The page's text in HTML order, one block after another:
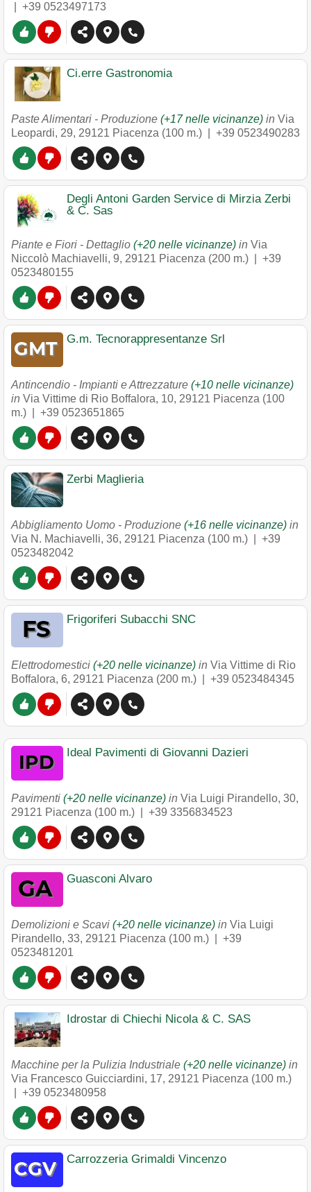
+39 0523497173
Ci.erre Gastronomia
Paste Alimentari - Produzione (+17 nelle vicinanze) in Via
Leopardi, 29, 29121 Piacenza (100 m.) | +39 0523490283
Degli Antoni Garden Service di Mirzia Zerbi
& C. Sas
Piante e Fiori - Dettaglio (+20 nelle vicinanze) in Via
Niccolò Machiavelli, 9, 29121 Piacenza (200 m.) | +39
0523480155
G.m. Tecnorappresentanze Srl
Antincendio - Impianti e Attrezzature (+10 nelle vicinanze)
in Via Vittime di Rio Boffalora, 10, 29121 Piacenza (100
m.) | +39 0523651865
Zerbi Maglieria
Abbigliamento Uomo - Produzione (+16 nelle vicinanze) in
Via N. Machiavelli, 36, 29121 Piacenza (100 m.) | +39
0523482042
Frigoriferi Subacchi SNC
Elettrodomestici (+20 nelle vicinanze) in Via Vittime di Rio
Boffalora, 6, 29121 Piacenza (200 m.) | +39 0523484345
Ideal Pavimenti di Giovanni Dazieri
Pavimenti (+20 nelle vicinanze) in Via Luigi Pirandello, 30,
29121 Piacenza (100 m.) | +39 3356834523
Guasconi Alvaro
Demolizioni e Scavi (+20 nelle vicinanze) in Via Luigi
Pirandello, 33, 29121 Piacenza (100 m.) | +39
0523481201
Idrostar di Chiechi Nicola & C. SAS
Macchine per la Pulizia Industriale (+20 nelle vicinanze) in
Via Francesco Guicciardini, 17, 29121 Piacenza (100 m.)
+39 0523480958
Carrozzeria Grimaldi Vincenzo